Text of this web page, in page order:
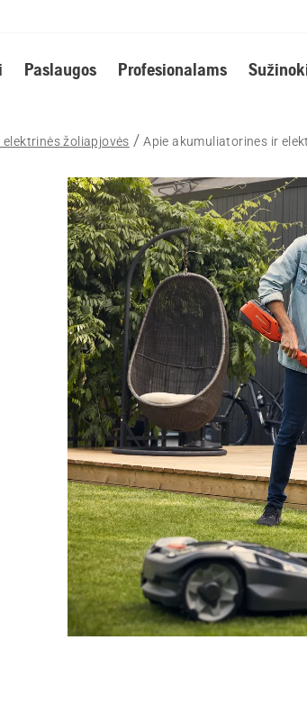
Paslaugos Profesionalams
žoliapjovės Apie akumuliatorines ir